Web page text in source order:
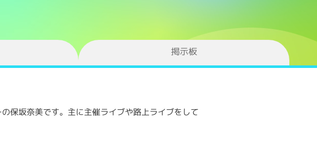
掲示板
保坂奈美です。主に主催ライブや路上ライブをして